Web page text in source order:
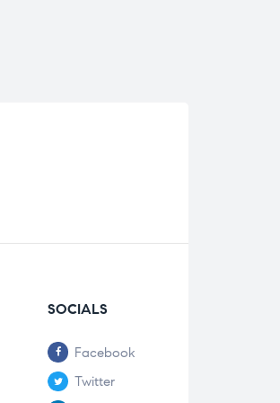
SOCIALS
Facebook
Twitter